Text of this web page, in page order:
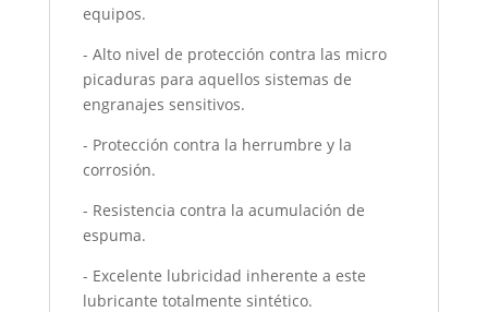
equipos.
- Alto nivel de protección contra las micro
picaduras para aquellos sistemas de
engranajes sensitivos.
- Protección contra la herrumbre y la
corrosión.
- Resistencia contra la acumulación de
espuma.
- Excelente lubricidad inherente a este
lubricante totalmente sintético.